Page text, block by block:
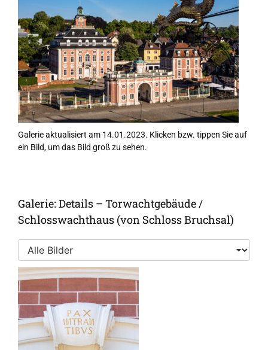
Galerie aktualisiert am 14.01.2023. Klicken bzw. tippen Sie auf
ein Bild, um das Bild groß zu sehen.
Galerie: Details – Torwachtgebäude /
Schlosswachthaus (von Schloss Bruchsal)